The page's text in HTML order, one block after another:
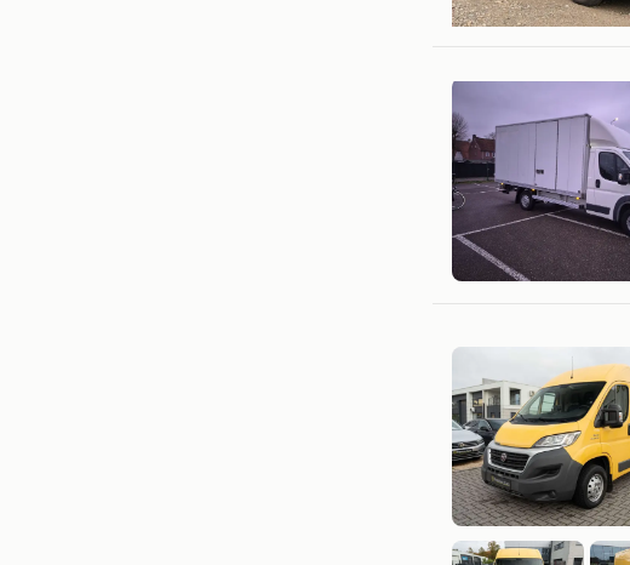
Ledegem
szx
Hasselt